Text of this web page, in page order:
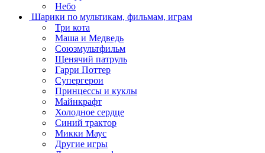
Небо
Шарики по мультикам, фильмам, играм
Три кота
Маша и Медведь
Союзмультфильм
Щенячий патруль
Гарри Поттер
Супергерои
Принцессы и куклы
Майнкрафт
Холодное сердце
Синий трактор
Микки Маус
Другие игры